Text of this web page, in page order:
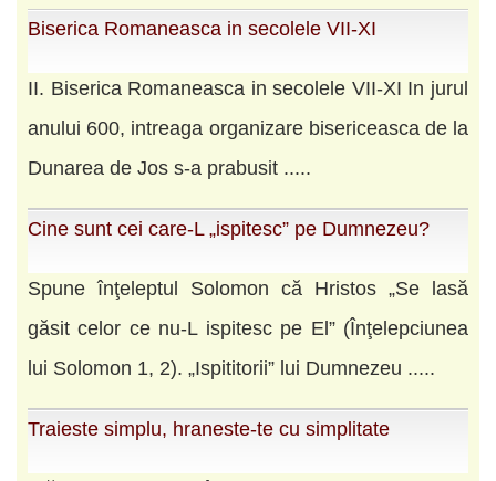
Biserica Romaneasca in secolele VII-XI
II. Biserica Romaneasca in secolele VII-XI In jurul
anului 600, intreaga organizare bisericeasca de la
Dunarea de Jos s-a prabusit .....
Cine sunt cei care-L „ispitesc” pe Dumnezeu?
Spune înţeleptul Solomon că Hristos „Se lasă
găsit celor ce nu-L ispitesc pe El” (Înţelepciunea
lui Solomon 1, 2). „Ispititorii” lui Dumnezeu .....
Traieste simplu, hraneste-te cu simplitate